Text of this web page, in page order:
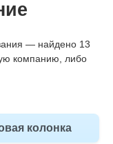
— найдено 13
компанию, либо
колонка